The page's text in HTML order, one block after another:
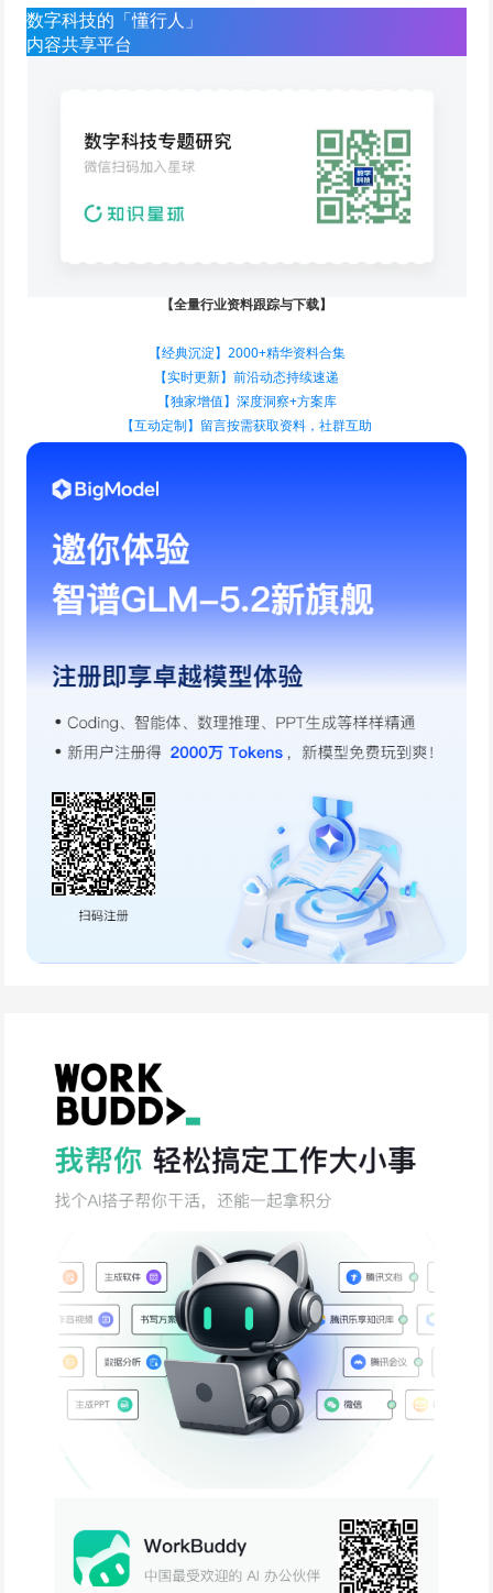
数字科技的「懂行人」
内容共享平台
【全量行业资料跟踪与下载】
【经典沉淀】2000+精华资料合集
【实时更新】前沿动态持续速递
【独家增值】深度洞察+方案库
【互动定制】留言按需获取资料，社群互助